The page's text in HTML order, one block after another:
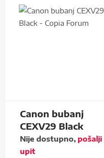
Canon bubanj
CEXV29 Black
Nije dostupno, pošalji
upit